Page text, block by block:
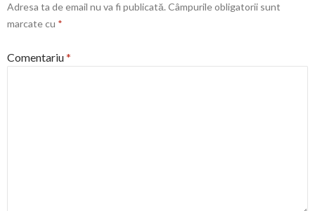
Adresa ta de email nu va fi publicată. Câmpurile obligatorii sunt
marcate cu *
Comentariu*